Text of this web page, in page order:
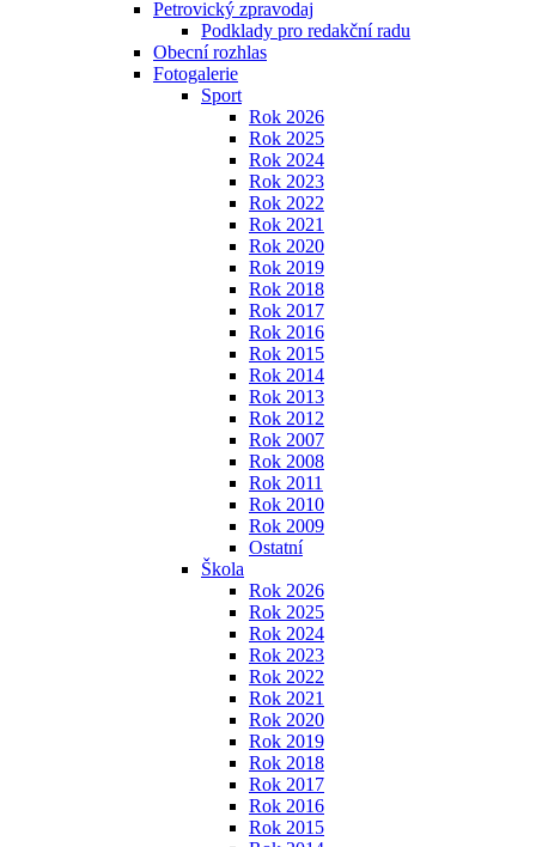
Petrovický zpravodaj
Podklady pro redakční radu
Obecní rozhlas
Fotogalerie
Sport
Rok 2026
Rok 2025
Rok 2024
Rok 2023
Rok 2022
Rok 2021
Rok 2020
Rok 2019
Rok 2018
Rok 2017
Rok 2016
Rok 2015
Rok 2014
Rok 2013
Rok 2012
Rok 2007
Rok 2008
Rok 2011
Rok 2010
Rok 2009
Ostatní
Škola
Rok 2026
Rok 2025
Rok 2024
Rok 2023
Rok 2022
Rok 2021
Rok 2020
Rok 2019
Rok 2018
Rok 2017
Rok 2016
Rok 2015